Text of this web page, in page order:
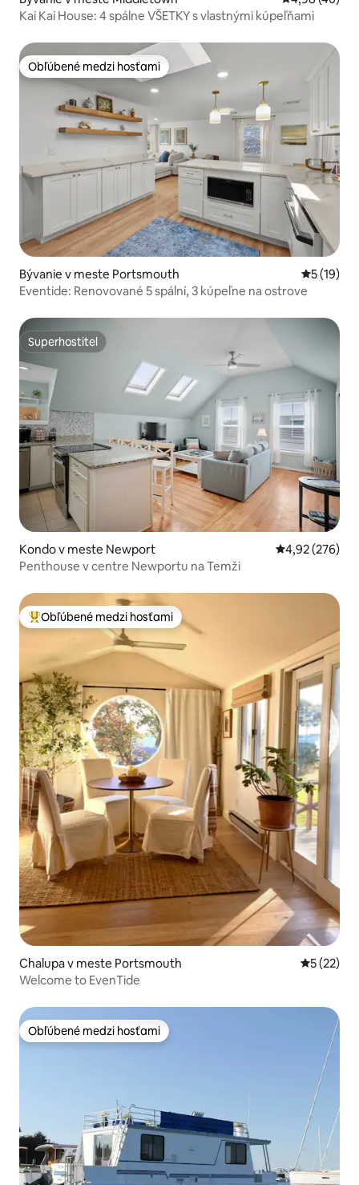
Kai Kai House: 4 spálne VŠETKY s vlastnými kúpeľňami
Obľúbené medzi hosťami
Obľúbené medzi hosťami
Bývanie v meste Portsmouth
5 (19)
Eventide: Renovované 5 spální, 3 kúpeľne na ostrove
Superhostiteľ
Superhostiteľ
Kondo v meste Newport Priemerné
4,92 (276)
Penthouse v centre Newportu na Temži
Najobľúbenejšie medzi hosťami
Obľúbené medzi hosťami
Chalupa v meste Portsmouth
5 (22)
Welcome to EvenTide
Obľúbené medzi hosťami
Obľúbené medzi hosťami